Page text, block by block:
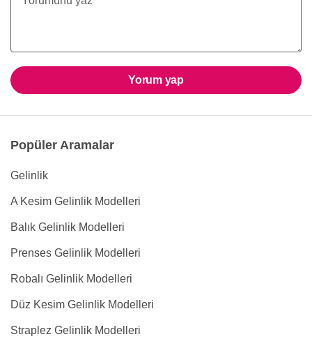
Yorum yap
Popüler Aramalar
Gelinlik
A Kesim Gelinlik Modelleri
Balık Gelinlik Modelleri
Prenses Gelinlik Modelleri
Robalı Gelinlik Modelleri
Düz Kesim Gelinlik Modelleri
Straplez Gelinlik Modelleri